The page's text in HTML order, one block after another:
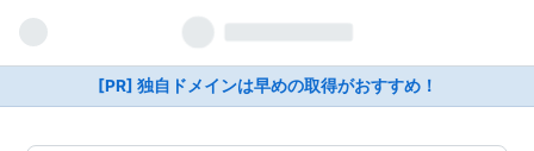
[PR] 独自ドメインは早めの取得がおすすめ！